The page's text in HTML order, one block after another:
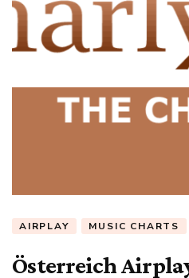
AIRPLAY MUSIC CHARTS
Österreich